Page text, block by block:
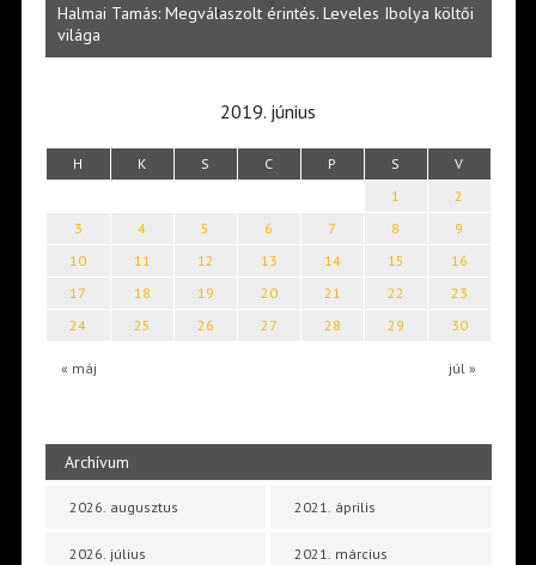
Halmai Tamás: Megválaszolt érintés. Leveles Ibolya költői
világa
2019. június
H K S C P S V
« máj júl »
1
2
3
4 5 6 7 8
9
10
11 12 13 14 15
16
17
18 19 20 21 22
23
24
25 26 27 28 29 30
Archívum
2026. augusztus
2026. július
2021. április
2021. március